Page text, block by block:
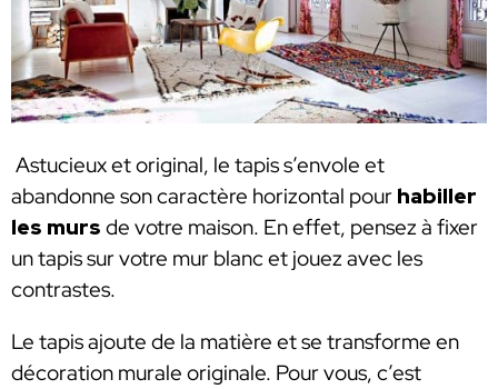
Astucieux et original, le tapis s’envole et
abandonne son caractère horizontal pour habiller
les murs de votre maison. En effet, pensez à fixer
un tapis sur votre mur blanc et jouez avec les
contrastes.
Le tapis ajoute de la matière et se transforme en
décoration murale originale. Pour vous, c’est